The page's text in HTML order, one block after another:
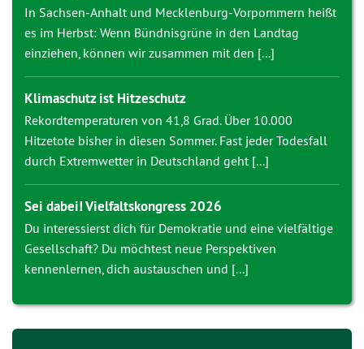
In Sachsen-Anhalt und Mecklenburg-Vorpommern heißt
es im Herbst: Wenn Bündnisgrüne in den Landtag
einziehen, können wir zusammen mit den [...]
Klimaschutz ist Hitzeschutz
Rekordtemperaturen von 41,8 Grad. Über 10.000
Hitzetote bisher in diesen Sommer. Fast jeder Todesfall
durch Extremwetter in Deutschland geht [...]
Sei dabei! Vielfaltskongress 2026
Du interessierst dich für Demokratie und eine vielfältige
Gesellschaft? Du möchtest neue Perspektiven
kennenlernen, dich austauschen und [...]